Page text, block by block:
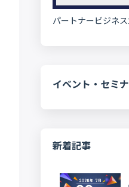
パートナービジネ
イベント・セミ
新着記事